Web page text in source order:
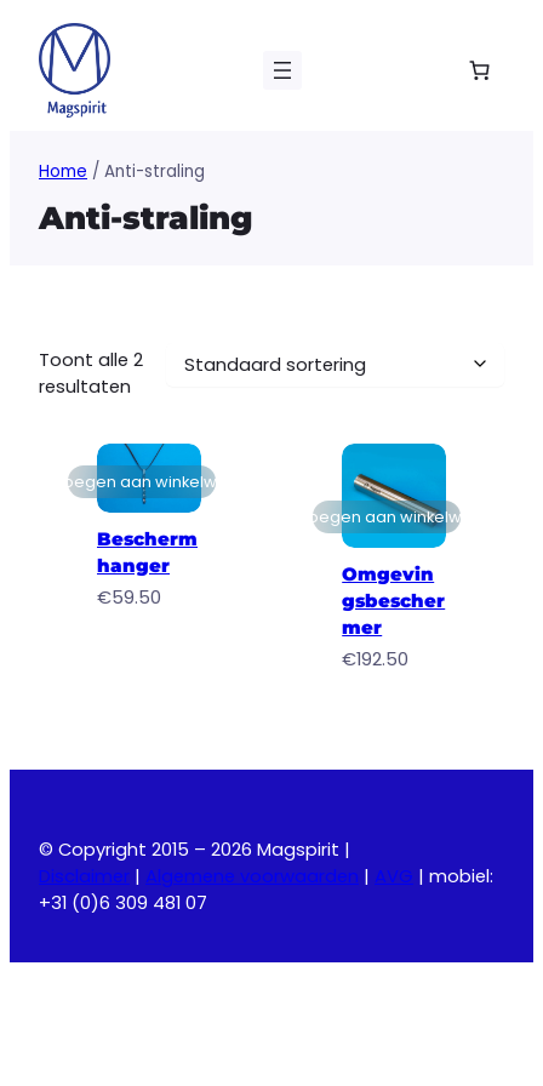
naar
inhoud
Home / Anti-straling
Anti-straling
Toont alle 2
resultaten
Toevoegen aan winkelwagen
Bescherm
hanger
€59.50
Toevoegen aan winkelwagen
Omgevin
gsbescher
mer
€192.50
© Copyright 2015 – 2026 Magspirit |
Disclaimer | Algemene voorwaarden | AVG | mobiel:
+31 (0)6 309 481 07